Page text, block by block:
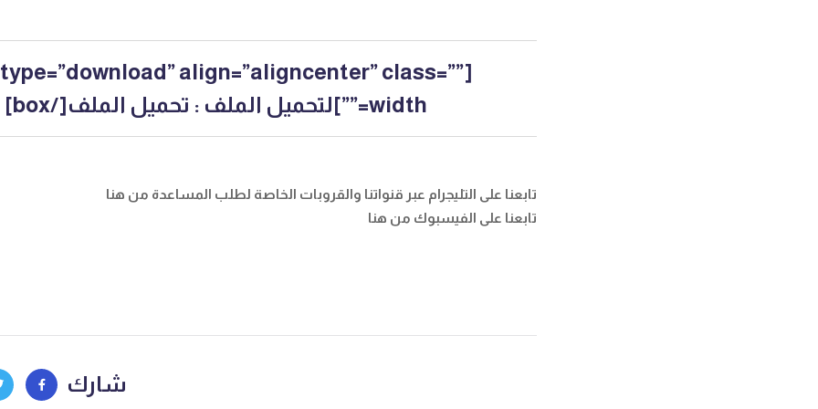
type=”download” align=”aligncenter” class=””
width=””]لتحميل الملف :
تحميل الملف[/box]
تابعنا على التليجرام عبر قنواتنا والقروبات الخاصة لطلب المساعدة من هنا
تابعنا على الفيسبوك من هنا
شارك